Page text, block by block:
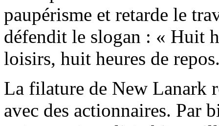
paupérisme et retarde le
défendit le slogan : « Huit
loisirs, huit heures de
La filature de New Lanark
avec des actionnaires. Par